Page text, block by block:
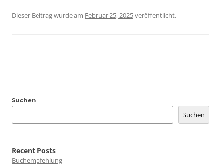
Dieser Beitrag wurdeam Februar 25, 2025veröffentlicht.
Suchen
Suchen
Recent Posts
Buchempfehlung